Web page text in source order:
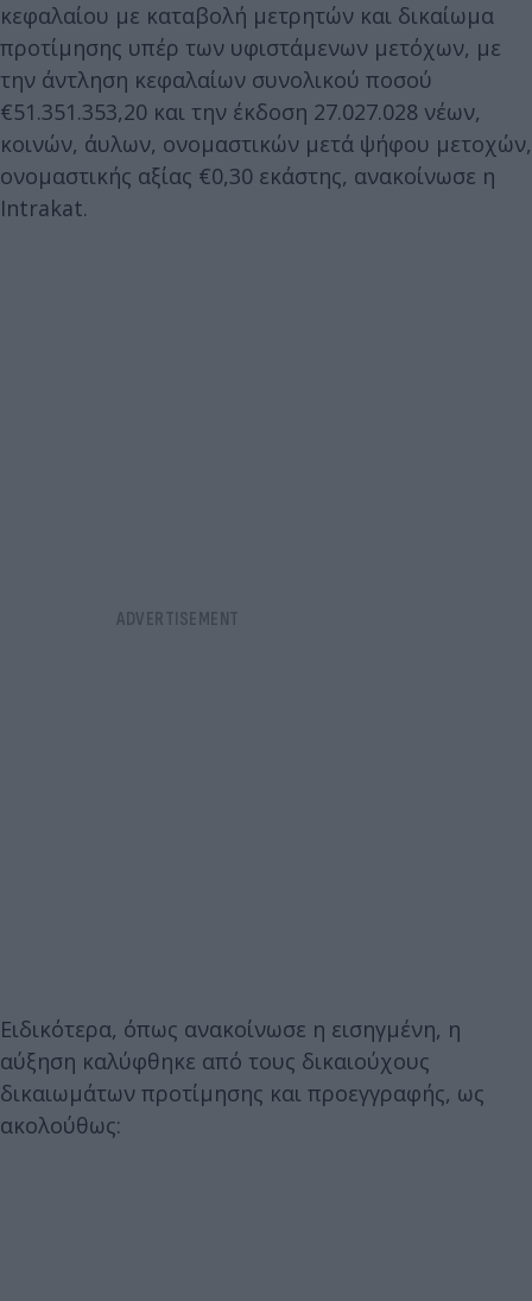
κεφαλαίου με καταβολή μετρητών και δικαίωμα
προτίμησης υπέρ των υφιστάμενων μετόχων, με
την άντληση κεφαλαίων συνολικού ποσού
€51.351.353,20 και την έκδοση 27.027.028 νέων,
κοινών, άυλων, ονομαστικών μετά ψήφου μετοχών,
ονομαστικής αξίας €0,30 εκάστης, ανακοίνωσε η
Intrakat.
Ειδικότερα, όπως ανακοίνωσε η εισηγμένη, η
αύξηση καλύφθηκε από τους δικαιούχους
δικαιωμάτων προτίμησης και προεγγραφής, ως
ακολούθως: